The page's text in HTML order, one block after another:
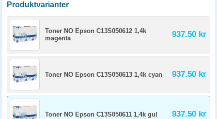
Produktvarianter
Toner NO Epson C13S050612 1,4k
magenta
937.50 kr
Toner NO Epson C13S050613 1,4k cyan 937.50 kr
Toner NO Epson C13S050611 1,4k gul 937.50 kr